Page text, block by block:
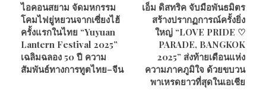
ไอคอนสยาม จัดมหกรรม
โคมไฟยู่หยวนจากเซี่ยงไฮ้
ครั้งแรกในไทย “Yuyuan
Lantern Festival 2025”
เฉลิมฉลอง 50 ปี ความ
สัมพันธ์ทางการทูตไทย–จีน
เอ็ม ดิสทริค จับมือพันธมิตร
สร้างปรากฏการณ์ครั้งยิ่ง
ใหญ่ “LOVE PRIDE ♡
PARADE, BANGKOK
2025” ส่งท้ายเดือนแห่ง
ความภาคภูมิใจ ด้วยขบวน
พาเหรดยาวที่สุดในเอเชีย